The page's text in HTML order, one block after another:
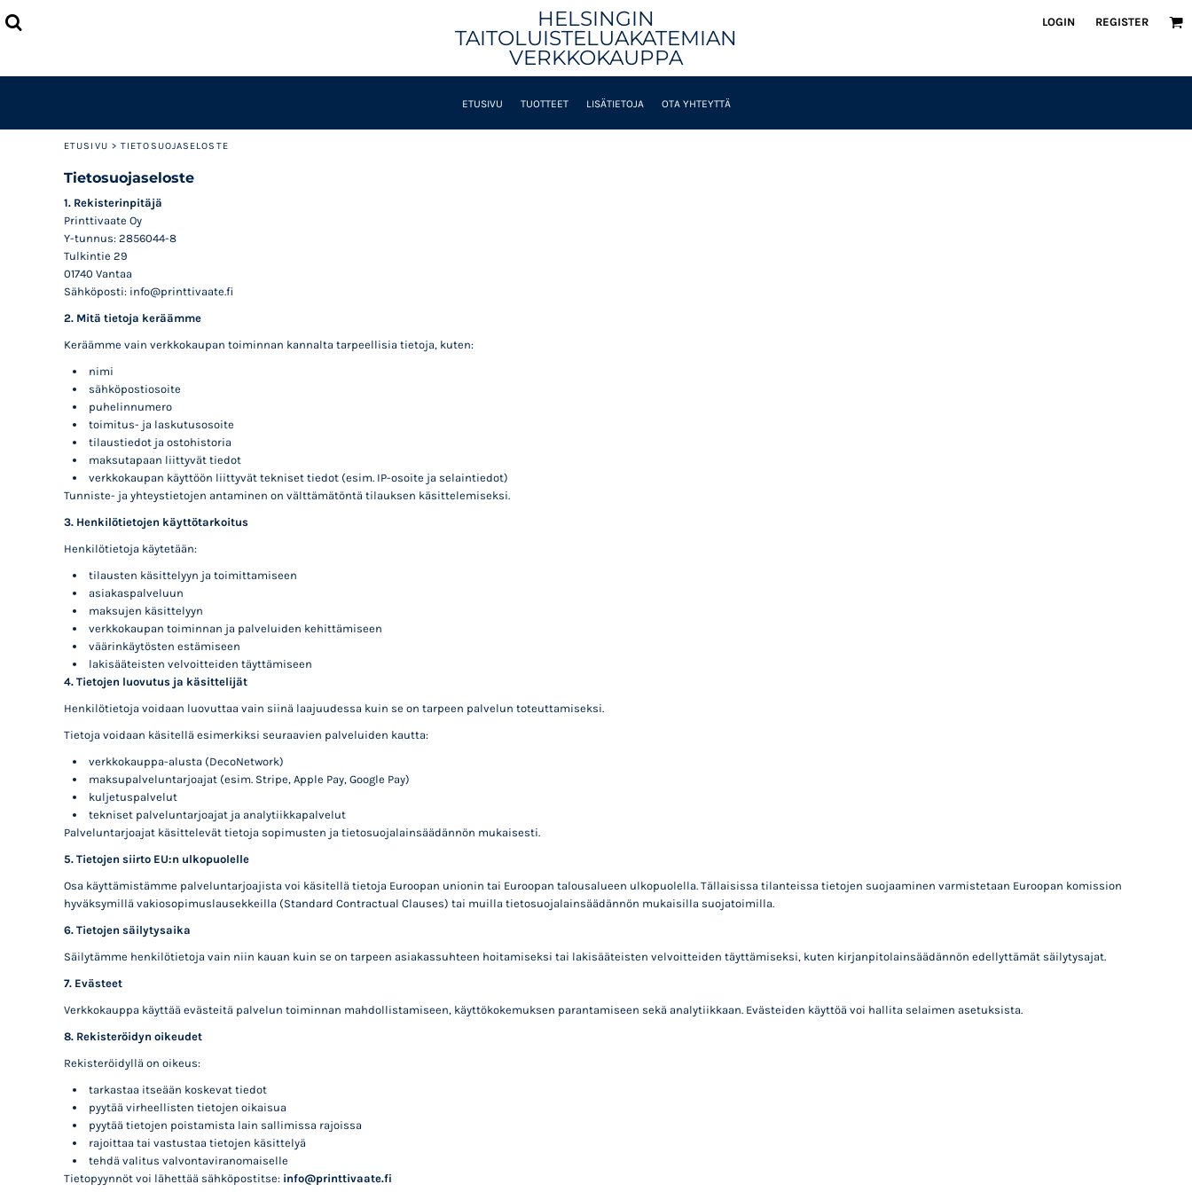
HELSINGIN
TAITOLUISTELUAKATEMIAN
VERKKOKAUPPA
LOGIN REGISTER
ETUSIVU TUOTTEET LISÄTIETOJA OTA YHTEYTTÄ
ETUSIVU > TIETOSUOJASELOSTE
Tietosuojaseloste
1. Rekisterinpitäjä
Printtivaate Oy
Y-tunnus: 2856044-8
Tulkintie 29
01740 Vantaa
Sähköposti: info@printtivaate.fi
2. Mitä tietoja keräämme
Keräämme vain verkkokaupan toiminnan kannalta tarpeellisia tietoja, kuten:
nimi
sähköpostiosoite
puhelinnumero
toimitus- ja laskutusosoite
tilaustiedot ja ostohistoria
maksutapaan liittyvät tiedot
verkkokaupan käyttöön liittyvät tekniset tiedot (esim. IP-osoite ja selaintiedot)
Tunniste- ja yhteystietojen antaminen on välttämätöntä tilauksen käsittelemiseksi.
3. Henkilötietojen käyttötarkoitus
Henkilötietoja käytetään:
tilausten käsittelyyn ja toimittamiseen
asiakaspalveluun
maksujen käsittelyyn
verkkokaupan toiminnan ja palveluiden kehittämiseen
väärinkäytösten estämiseen
lakisääteisten velvoitteiden täyttämiseen
4. Tietojen luovutus ja käsittelijät
Henkilötietoja voidaan luovuttaa vain siinä laajuudessa kuin se on tarpeen palvelun toteuttamiseksi.
Tietoja voidaan käsitellä esimerkiksi seuraavien palveluiden kautta:
verkkokauppa-alusta (DecoNetwork)
maksupalveluntarjoajat (esim. Stripe, Apple Pay, Google Pay)
kuljetuspalvelut
tekniset palveluntarjoajat ja analytiikkapalvelut
Palveluntarjoajat käsittelevät tietoja sopimusten ja tietosuojalainsäädännön mukaisesti.
5. Tietojen siirto EU:n ulkopuolelle
Osa käyttämistämme palveluntarjoajista voi käsitellä tietoja Euroopan unionin tai Euroopan talousalueen ulkopuolella. Tällaisissa tilanteissa tietojen suojaaminen varmistetaan Euroopan komission
hyväksymillä vakiosopimuslausekkeilla (Standard Contractual Clauses) tai muilla tietosuojalainsäädännön mukaisilla suojatoimilla.
6. Tietojen säilytysaika
Säilytämme henkilötietoja vain niin kauan kuin se on tarpeen asiakassuhteen hoitamiseksi tai lakisääteisten velvoitteiden täyttämiseksi, kuten kirjanpitolainsäädännön edellyttämät säilytysajat.
7. Evästeet
Verkkokauppa käyttää evästeitä palvelun toiminnan mahdollistamiseen, käyttökokemuksen parantamiseen sekä analytiikkaan. Evästeiden käyttöä voi hallita selaimen asetuksista.
8. Rekisteröidyn oikeudet
Rekisteröidyllä on oikeus:
tarkastaa itseään koskevat tiedot
pyytää virheellisten tietojen oikaisua
pyytää tietojen poistamista lain sallimissa rajoissa
rajoittaa tai vastustaa tietojen käsittelyä
tehdä valitus valvontaviranomaiselle
Tietopyynnöt voi lähettää sähköpostitse: info@printtivaate.fi
OTA YHTEYTTÄ